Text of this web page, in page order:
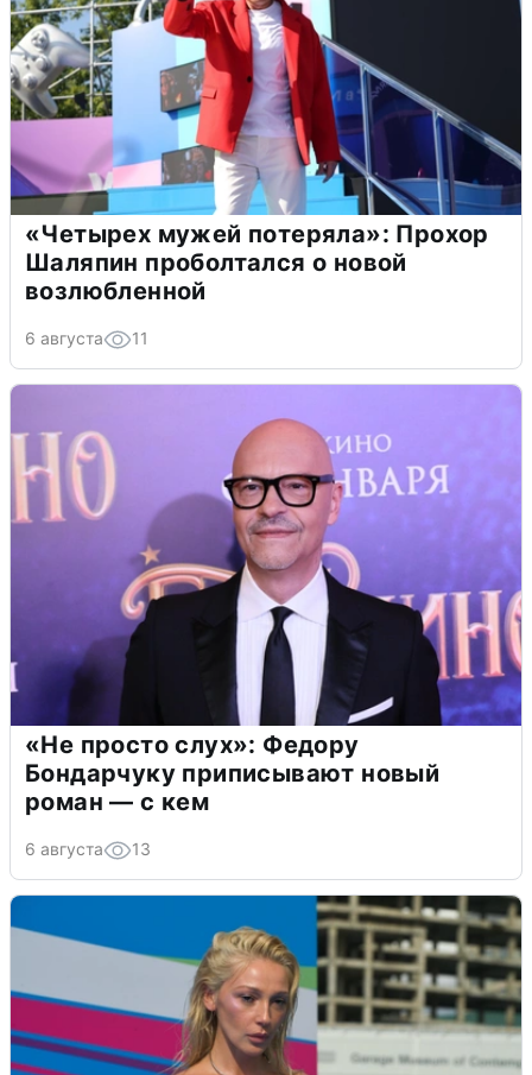
«Четырех мужей потеряла»: Прохор
Шаляпин проболтался о новой
возлюбленной
6 августа 11
«Не просто слух»: Федору
Бондарчуку приписывают новый
роман — с кем
6 августа 13